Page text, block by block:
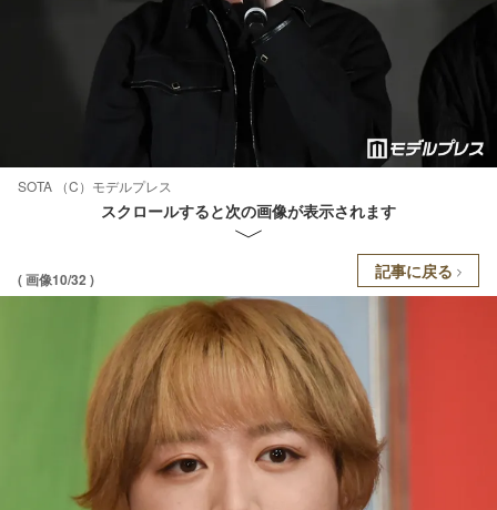
SOTA （C）モデルプレス
スクロールすると次の画像が表示されます
( 画像10/32 ) 記事に戻る